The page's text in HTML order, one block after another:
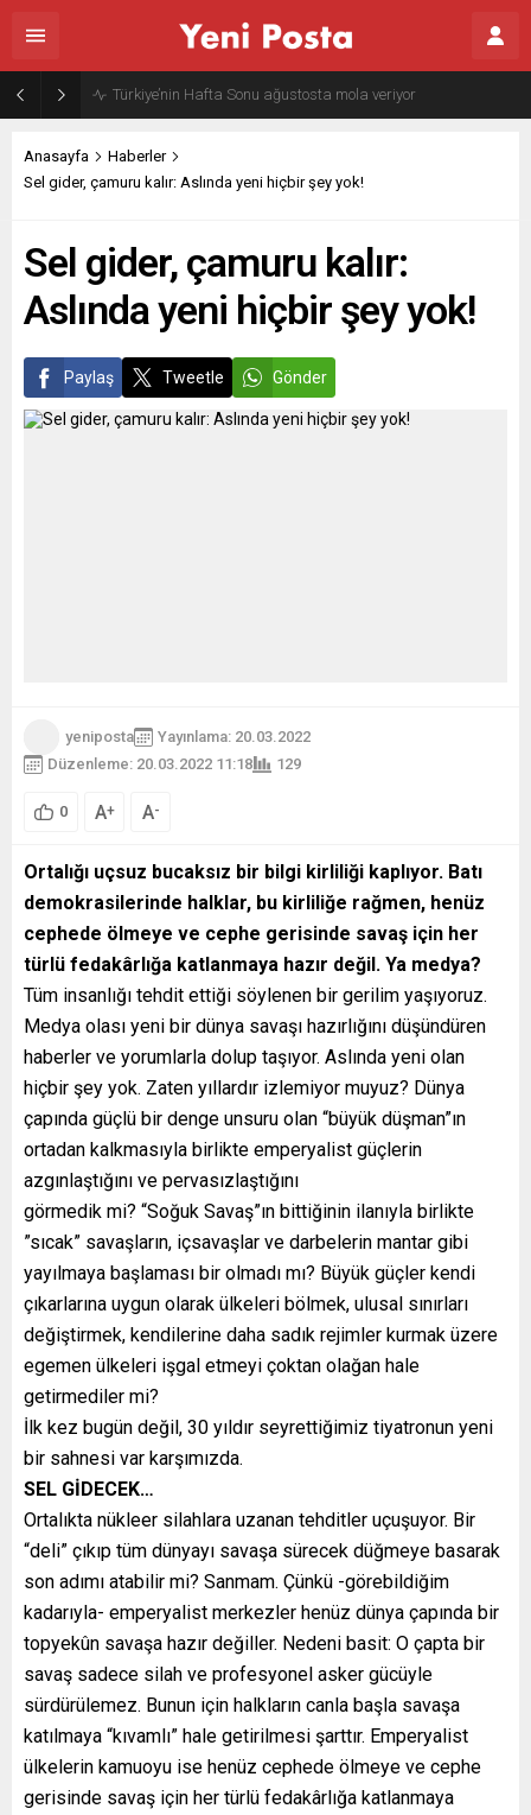
Gazze’nin geleceği: Teknokratik kontrol mü, kolonializm mi?
Anasayfa
Haberler
Sel gider, çamuru kalır: Aslında yeni hiçbir şey yok!
Sel gider, çamuru kalır:
Aslında yeni hiçbir şey yok!
Paylaş Tweetle Gönder
yeniposta
Yayınlama: 20.03.2022
Düzenleme: 20.03.2022 11:18
129
0 A+ A-
Ortalığı uçsuz bucaksız bir bilgi kirliliği kaplıyor. Batı
demokrasilerinde halklar, bu kirliliğe rağmen, henüz
cephede ölmeye ve cephe gerisinde savaş için her
türlü fedakârlığa katlanmaya hazır değil. Ya medya?
Tüm insanlığı tehdit ettiği söylenen bir gerilim yaşıyoruz.
Medya olası yeni bir dünya savaşı hazırlığını düşündüren
haberler ve yorumlarla dolup taşıyor. Aslında yeni olan
hiçbir şey yok. Zaten yıllardır izlemiyor muyuz? Dünya
çapında güçlü bir denge unsuru olan “büyük düşman”ın
ortadan kalkmasıyla birlikte emperyalist güçlerin
azgınlaştığını ve pervasızlaştığını
görmedik mi? “Soğuk Savaş”ın bittiğinin ilanıyla birlikte
”sıcak” savaşların, içsavaşlar ve darbelerin mantar gibi
yayılmaya başlaması bir olmadı mı? Büyük güçler kendi
çıkarlarına uygun olarak ülkeleri bölmek, ulusal sınırları
değiştirmek, kendilerine daha sadık rejimler kurmak üzere
egemen ülkeleri işgal etmeyi çoktan olağan hale
getirmediler mi?
İlk kez bugün değil, 30 yıldır seyrettiğimiz tiyatronun yeni
bir sahnesi var karşımızda.
SEL GİDECEK…
Ortalıkta nükleer silahlara uzanan tehditler uçuşuyor. Bir
“deli” çıkıp tüm dünyayı savaşa sürecek düğmeye basarak
son adımı atabilir mi? Sanmam. Çünkü -görebildiğim
kadarıyla- emperyalist merkezler henüz dünya çapında bir
topyekûn savaşa hazır değiller. Nedeni basit: O çapta bir
savaş sadece silah ve profesyonel asker gücüyle
sürdürülemez. Bunun için halkların canla başla savaşa
katılmaya “kıvamlı” hale getirilmesi şarttır. Emperyalist
ülkelerin kamuoyu ise henüz cephede ölmeye ve cephe
gerisinde savaş için her türlü fedakârlığa katlanmaya